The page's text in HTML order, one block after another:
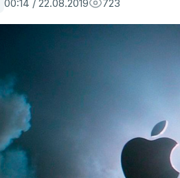
00:14 / 22.08.2019 723